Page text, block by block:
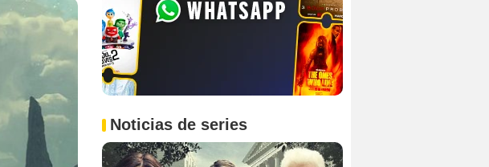
Noticias de series